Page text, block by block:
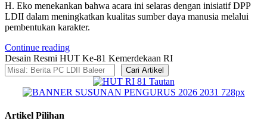
H. Eko menekankan bahwa acara ini selaras dengan inisiatif DPP
LDII dalam meningkatkan kualitas sumber daya manusia melalui
pembentukan karakter.
Continue reading
Desain Resmi HUT Ke-81 Kemerdekaan RI
Cari Artikel
Artikel Pilihan